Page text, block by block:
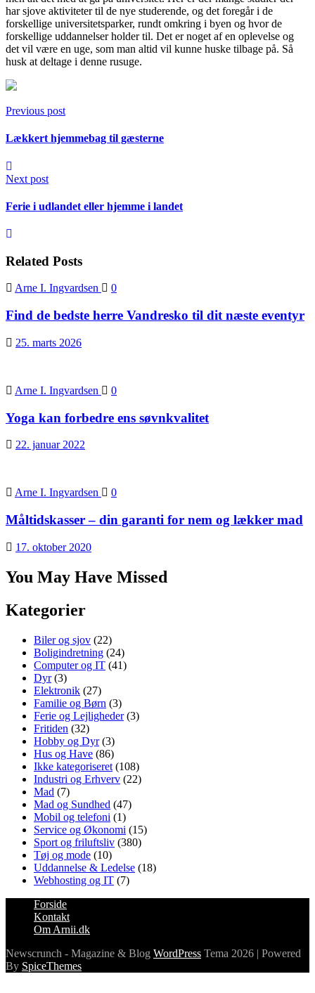
har sjove aktiviteter til de nye studerende, og det foregår i de
forskellige universitetsparker, rundt omkring i byen og hvor de
forskellige uddannelser holder til. Det er noget af en oplevelse og
det vil være en uge, som man altid vil kunne huske tilbage på. Så
husk at deltage i denne rusuge.
Previous post
Lækkert hjemmebag til gæsterne
Next post
Ferie i udlandet eller hjemme i landet
Related Posts
Arne I. Ingvardsen 0
Find de bedste herre Vandresko til dit næste eventyr
25. marts 2026
Arne I. Ingvardsen 0
Yoga kan forbedre ens søvnkvalitet
22. januar 2022
Arne I. Ingvardsen 0
Måltidskasser – din garanti for nem og lækker mad
17. oktober 2020
You May Have Missed
Kategorier
Biler og sjov (22)
Boligindretning (24)
Computer og IT (41)
Dyr(3)
Elektronik (27)
Familie og Børn (3)
Ferie og Lejligheder(3)
Fritiden (32)
Hobby og Dyr(3)
Hus og Have (86)
Ikke kategoriseret (108)
Industri og Erhverv (22)
Mad (7)
Mad og Sundhed (47)
Mobil og telefoni (1)
Service og Økonomi (15)
Sport og friluftsliv (380)
Tøj og mode (10)
Uddannelse & Ledelse (18)
Webhosting og IT (7)
Forside
Kontakt
Om Arnii.dk
Newscrunch - Magazine & Blog WordPress Tema 2026 | Powered
By SpiceThemes